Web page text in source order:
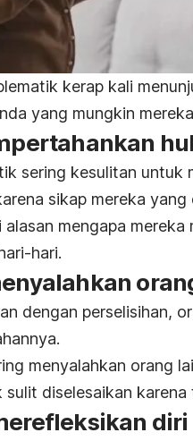
kerap kali
yang mungkin
sering kesulitan untuk
sikap mereka
alasan mengapa
hari.
dengan perselisihan,
menyalahkan orang
sulit diselesaikan
diri